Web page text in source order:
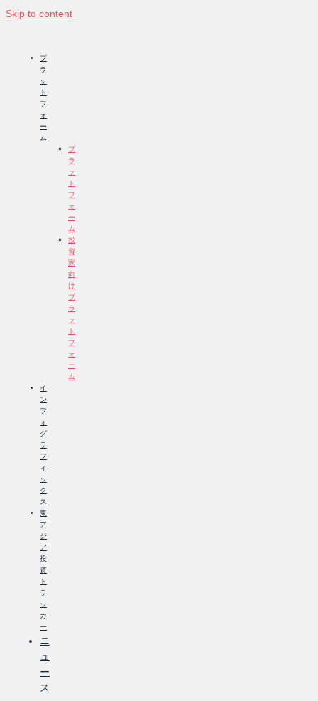
Skip to content
プ
ラ
ッ
ト
フ
ォ
ー
ム
プ
ラ
ッ
ト
フ
ォ
ー
ム
投
資
家
向
け
プ
ラ
ッ
ト
フ
ォ
ー
ム
イ
ン
フ
ォ
グ
ラ
フ
ィ
ッ
ク
ス
東
ア
ジ
ア
投
資
ト
ラ
ッ
カ
ー
ニ
ュ
ー
ス